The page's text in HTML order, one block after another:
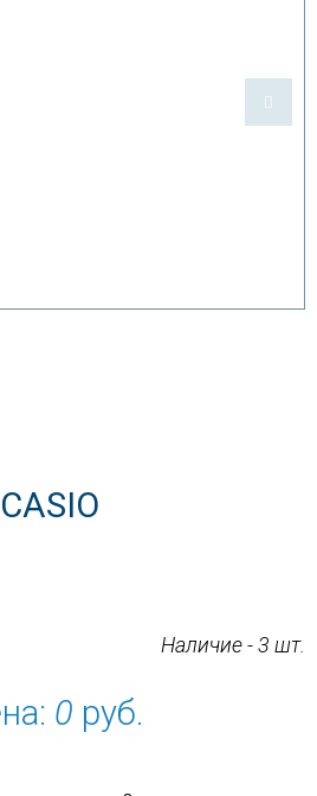
Наличие - 3 шт.
0 руб.